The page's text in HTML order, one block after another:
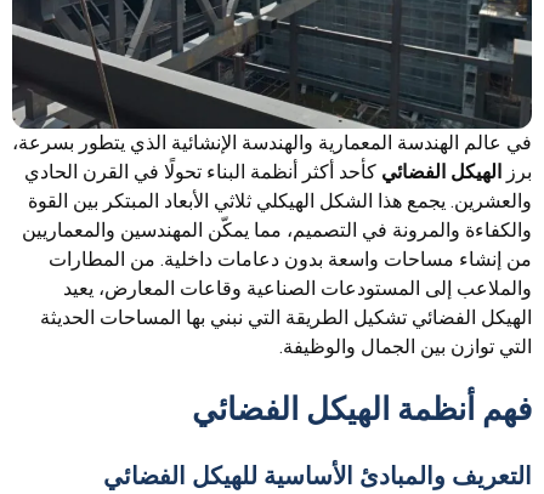
في عالم الهندسة المعمارية والهندسة الإنشائية الذي يتطور بسرعة،
برز
الهيكل الفضائي كأحد أكثر أنظمة البناء تحولًا في القرن الحادي
والعشرين. يجمع هذا الشكل الهيكلي ثلاثي الأبعاد المبتكر بين القوة
والكفاءة والمرونة في التصميم، مما يمكّن المهندسين والمعماريين
من إنشاء مساحات واسعة بدون دعامات داخلية. من المطارات
والملاعب إلى المستودعات الصناعية وقاعات المعارض، يعيد
الهيكل الفضائي تشكيل الطريقة التي نبني بها المساحات الحديثة
التي توازن بين الجمال والوظيفة.
فهم أنظمة الهيكل الفضائي
التعريف والمبادئ الأساسية للهيكل الفضائي